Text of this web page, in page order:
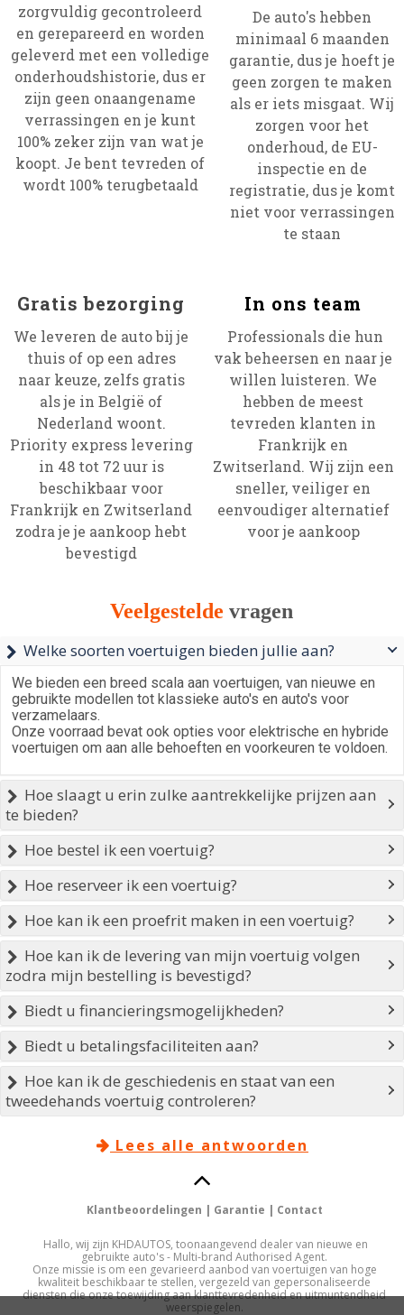
zorgvuldig gecontroleerd
en gerepareerd en worden
geleverd met een volledige
onderhoudshistorie, dus er
zijn geen onaangename
verrassingen en je kunt
100% zeker zijn van wat je
koopt. Je bent tevreden of
wordt 100% terugbetaald
De auto's hebben
minimaal 6 maanden
garantie, dus je hoeft je
geen zorgen te maken
als er iets misgaat. Wij
zorgen voor het
onderhoud, de EU-
inspectie en de
registratie, dus je komt
niet voor verrassingen
te staan
Gratis bezorging
We leveren de auto bij je
thuis of op een adres
naar keuze, zelfs gratis
als je in België of
Nederland woont.
Priority express levering
in 48 tot 72 uur is
beschikbaar voor
Frankrijk en Zwitserland
zodra je je aankoop hebt
bevestigd
In ons team
Professionals die hun
vak beheersen en naar je
willen luisteren. We
hebben de meest
tevreden klanten in
Frankrijk en
Zwitserland. Wij zijn een
sneller, veiliger en
eenvoudiger alternatief
voor je aankoop
Veelgestelde vragen
 Welke soorten voertuigen bieden jullie aan?
We bieden een breed scala aan voertuigen, van nieuwe en
gebruikte modellen tot klassieke auto's en auto's voor
verzamelaars.
Onze voorraad bevat ook opties voor elektrische en hybride
voertuigen om aan alle behoeften en voorkeuren te voldoen.
 Hoe slaagt u erin zulke aantrekkelijke prijzen aan
te bieden?
 Hoe bestel ik een voertuig?
 Hoe reserveer ik een voertuig?
 Hoe kan ik een proefrit maken in een voertuig?
 Hoe kan ik de levering van mijn voertuig volgen
zodra mijn bestelling is bevestigd?
 Biedt u financieringsmogelijkheden?
 Biedt u betalingsfaciliteiten aan?
 Hoe kan ik de geschiedenis en staat van een
tweedehands voertuig controleren?
 Lees alle antwoorden

Klantbeoordelingen | Garantie | Contact
Hallo, wij zijn KHDAUTOS, toonaangevend dealer van nieuwe en
gebruikte auto's - Multi-brand Authorised Agent.
Onze missie is om een gevarieerd aanbod van voertuigen van hoge
kwaliteit beschikbaar te stellen, vergezeld van gepersonaliseerde
diensten die onze toewijding aan klanttevredenheid en uitmuntendheid
weerspiegelen.